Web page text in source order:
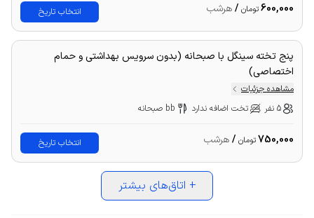
600,000تومان /هرشب انتخاب تاریخ
پنج تخته سینگل با صبحانه (بدون سرویس بهداشتی و حمام
اختصاصی)
مشاهده جزئیات
5 نفر
تخت اضافه ندارد bb صبحانه
750,000تومان /هرشب انتخاب تاریخ
+ اتاق‌های بیشتر